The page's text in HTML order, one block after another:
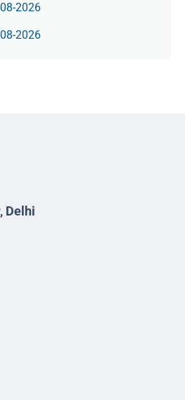
2026
2026
Delhi